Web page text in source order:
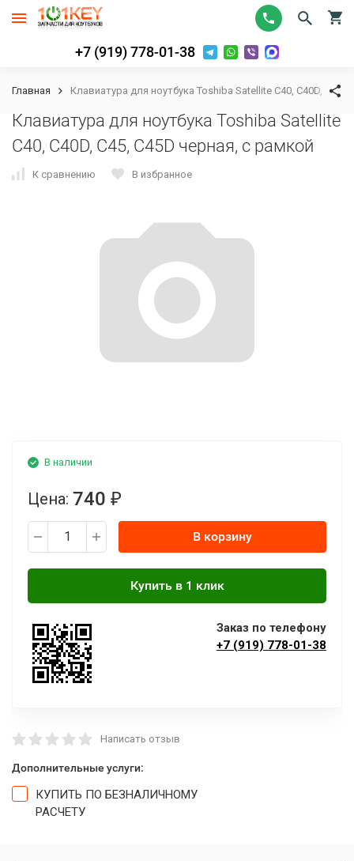
+7 (919) 778-01-38
Главная Клавиатура для ноутбука Toshiba Satellite C40, C40D, C45,
Клавиатура для ноутбука Toshiba Satellite
C40, C40D, C45, C45D черная, с рамкой
К сравнению В избранное
В наличии
Цена: 740 ₽
В корзину
Заказ по телефону
+7 (919) 778-01-38
Написать отзыв
Дополнительные услуги:
КУПИТЬ ПО БЕЗНАЛИЧНОМУ
РАСЧЕТУ